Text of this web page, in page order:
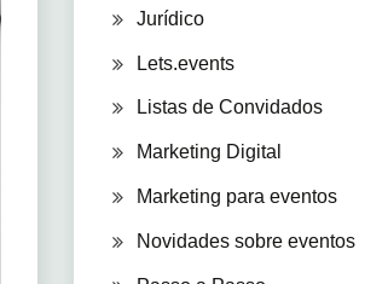
Jurídico
Lets.events
Listas de Convidados
Marketing Digital
Marketing para eventos
Novidades sobre eventos